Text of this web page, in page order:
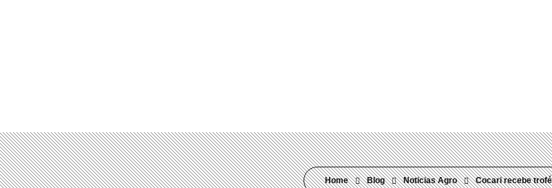
Home Blog Noticias Agro Cocari recebe